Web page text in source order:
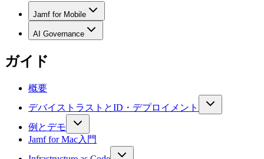
Jamf for Mobile
AI Governance
ガイド
概要
デバイストラストとID・デプロイメント
例とデモ
Jamf for Mac入門